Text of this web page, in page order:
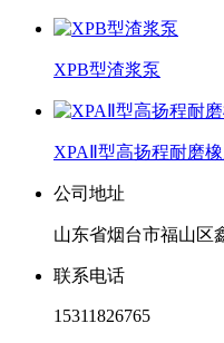
XPB型渣浆泵
XPAⅡ型高扬程耐磨
公司地址
山东省烟台市福山区
联系电话
15311826765